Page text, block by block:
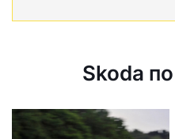
Skoda